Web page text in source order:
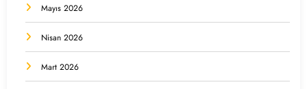
Mayıs 2026
Nisan 2026
Mart 2026